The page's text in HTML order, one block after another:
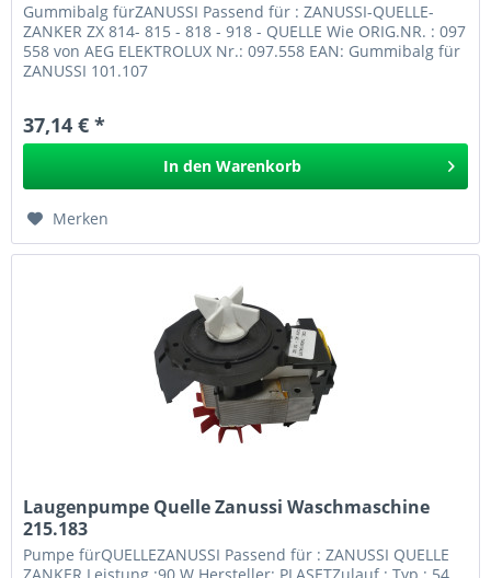
Gummibalg fürZANUSSI Passend für : ZANUSSI-QUELLE-
ZANKER ZX 814- 815 - 818 - 918 - QUELLE Wie ORIG.NR. : 097
558 von AEG ELEKTROLUX Nr.: 097.558 EAN: Gummibalg für
ZANUSSI 101.107
37,14 € *
In den Warenkorb
Merken
Laugenpumpe Quelle Zanussi Waschmaschine
215.183
Pumpe fürQUELLEZANUSSI Passend für : ZANUSSI QUELLE